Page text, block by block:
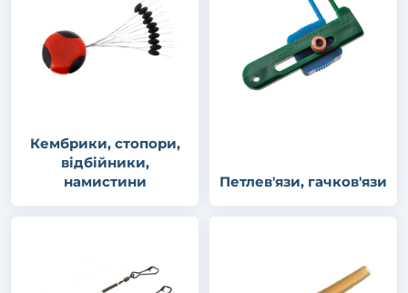
Кембрики, стопори,
відбійники,
намистини
Петлев'язи, гачков'язи